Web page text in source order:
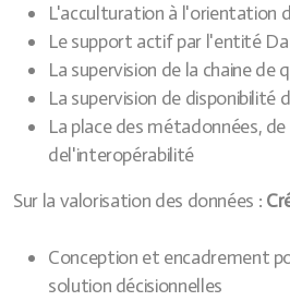
L'acculturation à l'orientation
Le support actif par l'entité
La supervision de la chaine de
La supervision de disponibilité
La place des métadonnées,
del'interopérabilité
Sur la valorisation des données :
Conception et encadrement
solution décisionnelles